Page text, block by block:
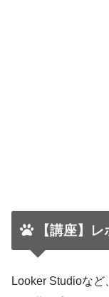
【講座】
Looker Studioなど